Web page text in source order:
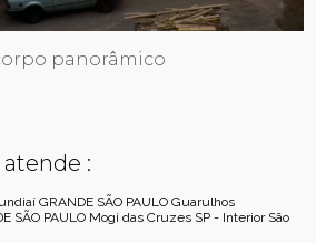
panorâmico
:
GRANDE SÃO PAULO Guarulhos
SÃO PAULO Mogi das Cruzes SP - Interior São